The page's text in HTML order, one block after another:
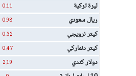
ليرة تركية 0.11
ريال سعودي 0.98
كيتر نرويجي 0.32
كيتر دنماركي 0.47
دولار كندي 2.19